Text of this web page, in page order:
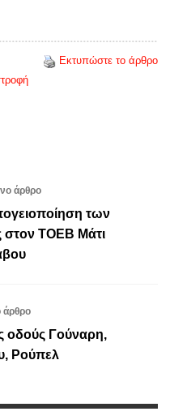
Εκτυπώστε το άρθρο
άρθρο
των
ΤΟΕΒ Μάτι
άρθρο
οδούς Γούναρη,
Ρούπελ